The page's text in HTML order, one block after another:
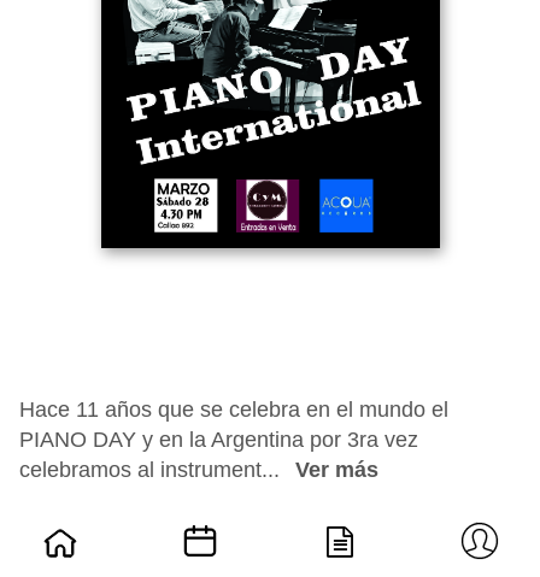
Hace 11 años que se celebra en el mundo el
PIANO DAY y en la Argentina por 3ra vez
celebramos al instrument...
Ver más